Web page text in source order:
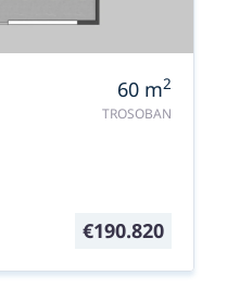
60 m2
TROSOBAN
€190.820